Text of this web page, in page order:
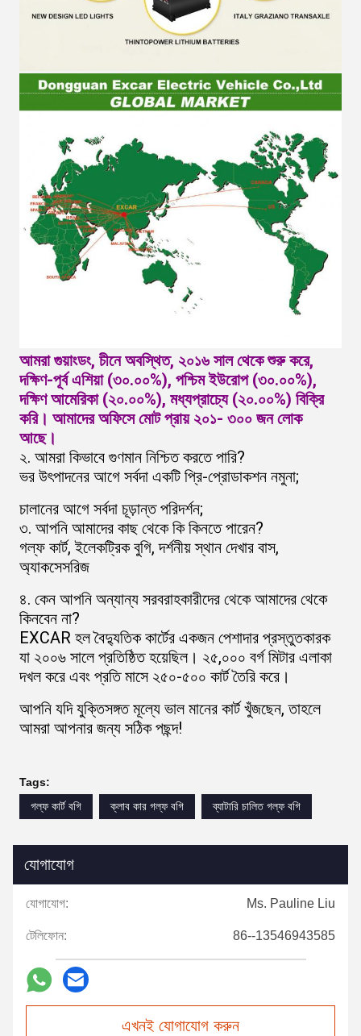
আমরা গুয়াংডং, চীনে অবস্থিত, ২০১৬ সাল থেকে শুরু করে,
দক্ষিণ-পূর্ব এশিয়া (৩০.০০%), পশ্চিম ইউরোপ (৩০.০০%),
দক্ষিণ আমেরিকা (২০.০০%), মধ্যপ্রাচ্যে (২০.০০%) বিক্রি
করি। আমাদের অফিসে মোট প্রায় ২০১- ৩০০ জন লোক
আছে।
২. আমরা কিভাবে গুণমান নিশ্চিত করতে পারি?
ভর উৎপাদনের আগে সর্বদা একটি প্রি-প্রোডাকশন নমুনা;
চালানের আগে সর্বদা চূড়ান্ত পরিদর্শন;
৩. আপনি আমাদের কাছ থেকে কি কিনতে পারেন?
গল্ফ কার্ট, ইলেকট্রিক বুগি, দর্শনীয় স্থান দেখার বাস,
অ্যাকসেসরিজ
৪. কেন আপনি অন্যান্য সরবরাহকারীদের থেকে আমাদের থেকে
কিনবেন না?
EXCAR হল বৈদ্যুতিক কার্টের একজন পেশাদার প্রস্তুতকারক
যা ২০০৬ সালে প্রতিষ্ঠিত হয়েছিল। ২৫,০০০ বর্গ মিটার এলাকা
দখল করে এবং প্রতি মাসে ২৫০-৫০০ কার্ট তৈরি করে।
আপনি যদি যুক্তিসঙ্গত মূল্যে ভাল মানের কার্ট খুঁজছেন, তাহলে
আমরা আপনার জন্য সঠিক পছন্দ!
Tags:
গল্ফ কার্ট বগি
ক্লাব কার গল্ফ বগি ব্যাটারি চালিত গল্ফ বগি
যোগাযোগ
যোগাযোগ: Ms. Pauline Liu
টেলিফোন: 86--13546943585
এখনই যোগাযোগ করুন